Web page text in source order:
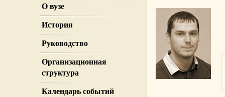
О вузе
История
Руководство
Организационная
структура
Календарь событий